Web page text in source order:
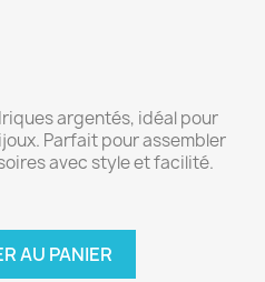
argentés, idéal pour
Parfait pour assembler
avec style et facilité.
AU PANIER